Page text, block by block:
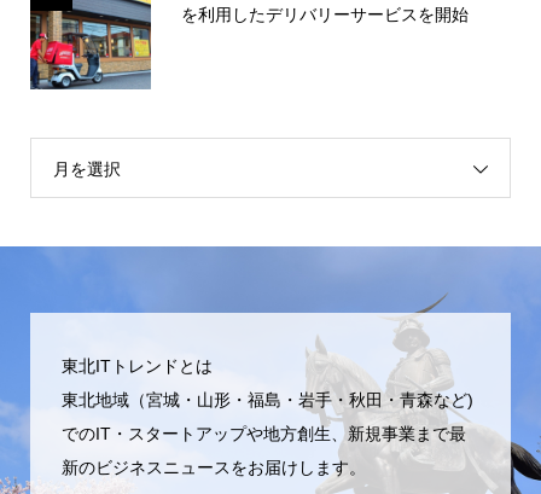
を利用したデリバリーサービスを開始
月を選択
東北ITトレンドとは
東北地域（宮城・山形・福島・岩手・秋田・青森など)
でのIT・スタートアップや地方創生、新規事業まで最
新のビジネスニュースをお届けします。